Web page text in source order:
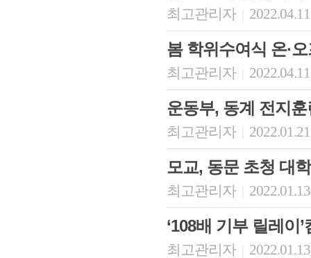
최고관리자
봄 학위수여식 온·
최고관리자
운동부, 동계 전지
최고관리자
모교, 동문 초청 대
최고관리자
‘108배 기부 릴레이
최고관리자